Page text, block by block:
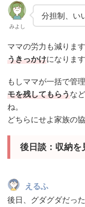
みよし
分担制、い
ママの労力も減りま
うきっかけになります
もしママが一括で管
モを残してもらうな
ね。
どちらにせよ家族の
後日談：収納を
えるふ
後日、グダグダだっ